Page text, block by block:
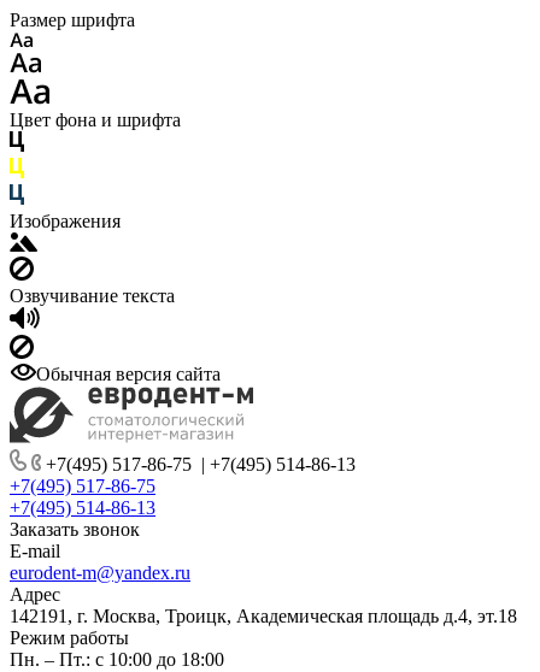
Размер шрифта
Цвет фона и шрифта
Изображения
Озвучивание текста
Обычная версия сайта
+7(495) 517-86-75 | +7(495) 514-86-13
+7(495) 517-86-75
+7(495) 514-86-13
Заказать звонок
E-mail
eurodent-m@yandex.ru
Адрес
142191, г. Москва, Троицк, Академическая площадь д.4, эт.18
Режим работы
Пн. – Пт.: с 10:00 до 18:00